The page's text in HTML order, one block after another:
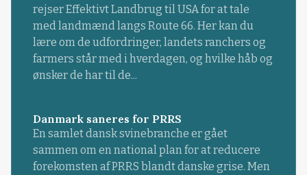
rejser Effektivt Landbrug til USA for at tale
med landmænd langs Route 66. Her kan du
lære om de udfordringer, landets ranchers og
farmers står med i hverdagen, og hvilke håb og
ønsker de har til de...
Danmark saneres for PRRS
En samlet dansk svinebranche er gået
sammen om en national plan for at reducere
forekomsten af PRRS blandt danske grise. Men